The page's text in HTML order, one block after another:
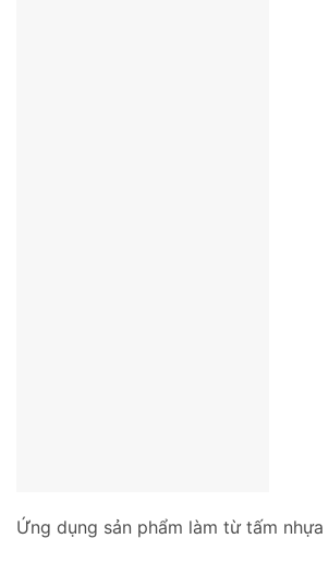
Ứng dụng sản phẩm làm từ tấm nhựa